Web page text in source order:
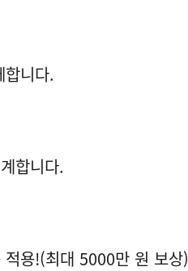
니다.
합니다.
적용!(최대 5000만 원 보상)